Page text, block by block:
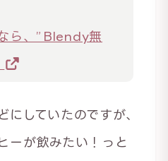
ら、”Blendy無
にしていたのですが、
ーが飲みたい！っと